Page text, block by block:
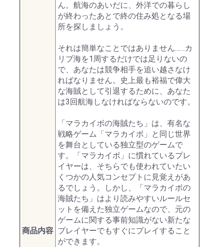
商品内容
ん。航海のあいだに、外洋での暮らし
が終わったあとで終の住み処となる場
所を探しましょう。
それは簡単なことではありません……カ
リブ海を1周するだけでは足りないの
で、あなたは競争相手を追い越さなけ
ればなりません。史上最も裕福で偉大
な海賊として引退するために、あなた
は3回航海しなければならないのです。
「マラカイボの海賊たち」は、有名な
戦略ゲーム「マラカイボ」と同じ世界
を舞台としている独立型のゲームで
す。「マラカイボ」に慣れているプレ
イヤーは、そちらでも使われていたい
くつかの人気コンセプトに見覚えがあ
るでしょう。しかし、「マラカイボの
海賊たち」はより読みやすいルールセ
ットを備えた独立ゲームなので、元の
ゲームに関する事前知識がない新たな
プレイヤーでもすぐにプレイすること
ができます。